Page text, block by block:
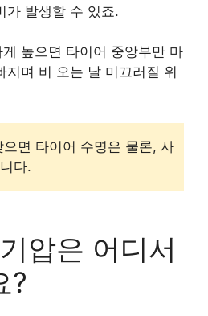
가 발생할 수 있죠.
높으면 타이어 중앙부만 마
지며 비 오는 날 미끄러질 위
면 타이어 수명은 물론, 사
다.
압은 어디서
?